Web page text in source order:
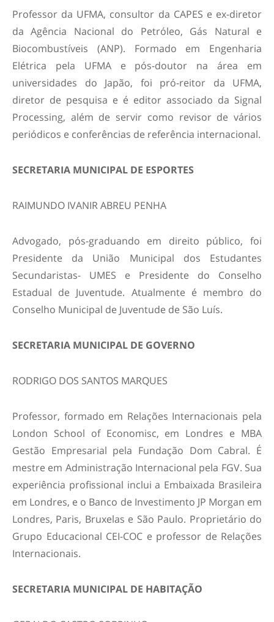
Professor da UFMA, consultor da CAPES e ex-diretor
da Agência Nacional do Petróleo, Gás Natural e
Biocombustíveis (ANP). Formado em Engenharia
Elétrica pela UFMA e pós-doutor na área em
universidades do Japão, foi pró-reitor da UFMA,
diretor de pesquisa e é editor associado da Signal
Processing, além de servir como revisor de vários
periódicos e conferências de referência internacional.
SECRETARIA MUNICIPAL DE ESPORTES
RAIMUNDO IVANIR ABREU PENHA
Advogado, pós-graduando em direito público, foi
Presidente da União Municipal dos Estudantes
Secundaristas- UMES e Presidente do Conselho
Estadual de Juventude. Atualmente é membro do
Conselho Municipal de Juventude de São Luís.
SECRETARIA MUNICIPAL DE GOVERNO
RODRIGO DOS SANTOS MARQUES
Professor, formado em Relações Internacionais pela
London School of Economisc, em Londres e MBA
Gestão Empresarial pela Fundação Dom Cabral. É
mestre em Administração Internacional pela FGV. Sua
experiência profissional inclui a Embaixada Brasileira
em Londres, e o Banco de Investimento JP Morgan em
Londres, Paris, Bruxelas e São Paulo. Proprietário do
Grupo Educacional CEI-COC e professor de Relações
Internacionais.
SECRETARIA MUNICIPAL DE HABITAÇÃO